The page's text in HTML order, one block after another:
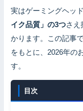
実はゲーミングヘッ
イク品質」の3つさえ
かります。この記事
をもとに、2026年の
す。
目次